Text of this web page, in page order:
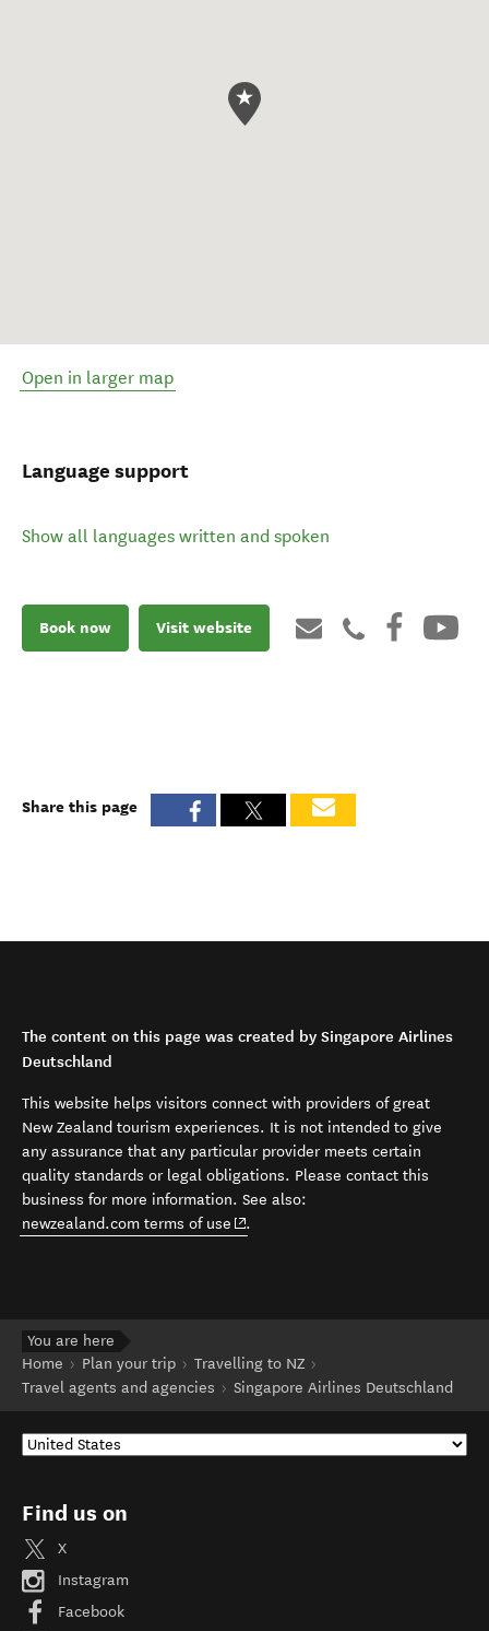
Open in larger map
Language support
Show all languages written and spoken
Book now Visit website
Share this page
The content on this page was created by Singapore Airlines
Deutschland
This website helps visitors connect with providers of great
New Zealand tourism experiences. It is not intended to give
any assurance that any particular provider meets certain
quality standards or legal obligations. Please contact this
business for more information. See also:
newzealand.com terms of use (opens in new window)
.
You are here
Home
Plan your trip
Travelling to NZ
Travel agents and agencies
Singapore Airlines Deutschland
Find us on
X
Instagram
Facebook